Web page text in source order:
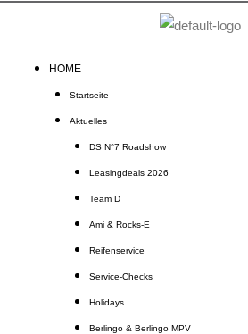
HOME
Startseite
Aktuelles
DS N°7 Roadshow
Leasingdeals 2026
Team D
Ami & Rocks-E
Reifenservice
Service-Checks
Holidays
Berlingo & Berlingo MPV